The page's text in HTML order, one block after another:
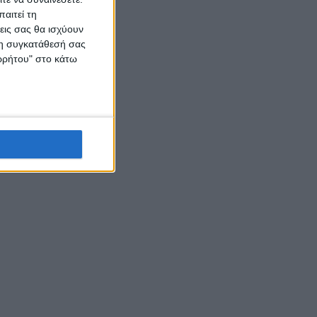
τη
σας θα ισχύουν
συγκατάθεσή σας
στο κάτω